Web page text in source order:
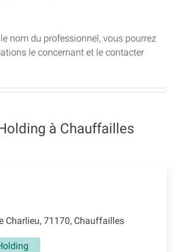
nom du professionnel, vous pourrez
le concernant et le contacter
à Chauffailles
Charlieu, 71170, Chauffailles